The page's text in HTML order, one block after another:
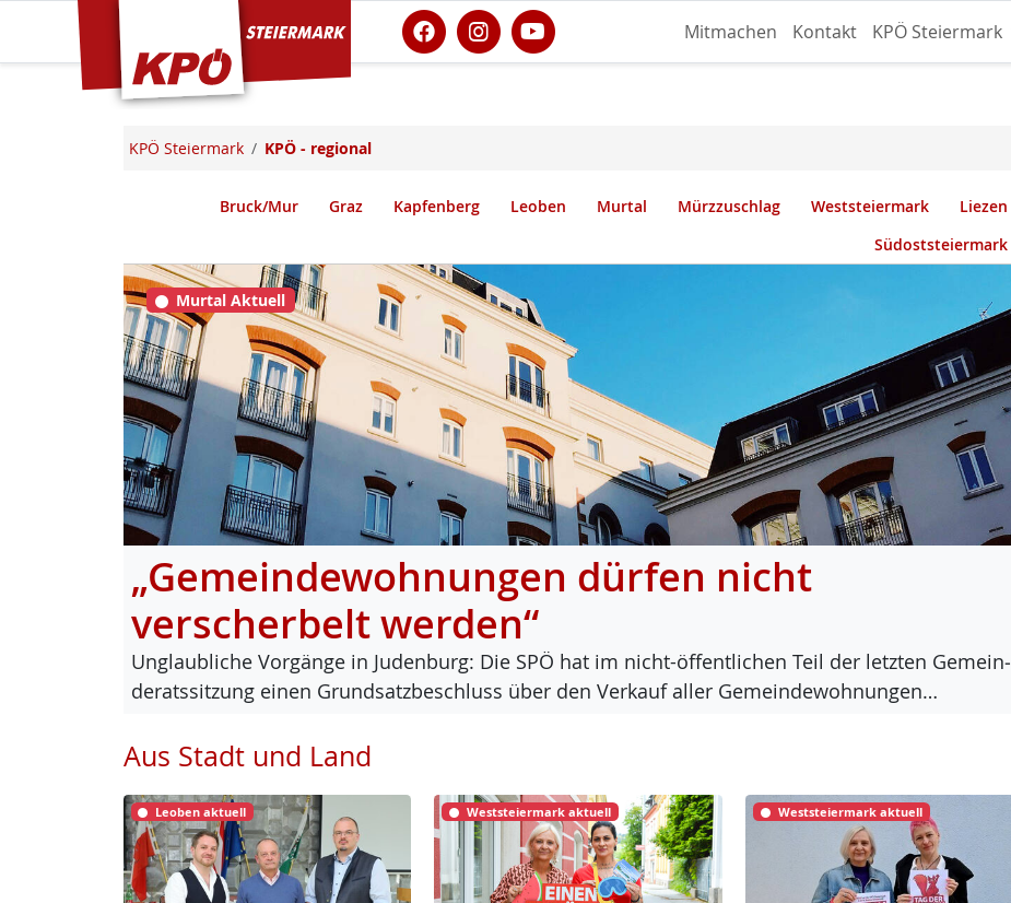
KPÖ Steiermark Mitmachen Kontakt KPÖ Steiermark
KPÖ Steiermark KPÖ - regional
Bruck/Mur Graz Kapfenberg Leoben Murtal Mürzzuschlag Weststeiermark
Liezen
Südoststeiermark
Murtal Aktuell
„Gemeindewohnungen dürfen nicht
verscherbelt werden“
Un­glaub­li­che Vor­gän­ge in Ju­den­burg: Die SPÖ hat im nicht-öf­f­ent­li­chen Teil der letz­ten Ge­mein­
de­rats­sit­zung ei­nen Grund­satz­be­schluss über den Ver­kauf al­ler Ge­mein­de­woh­nun­gen…
Aus Stadt und Land
Leoben aktuell Weststeiermark aktuell Weststeiermark aktuell